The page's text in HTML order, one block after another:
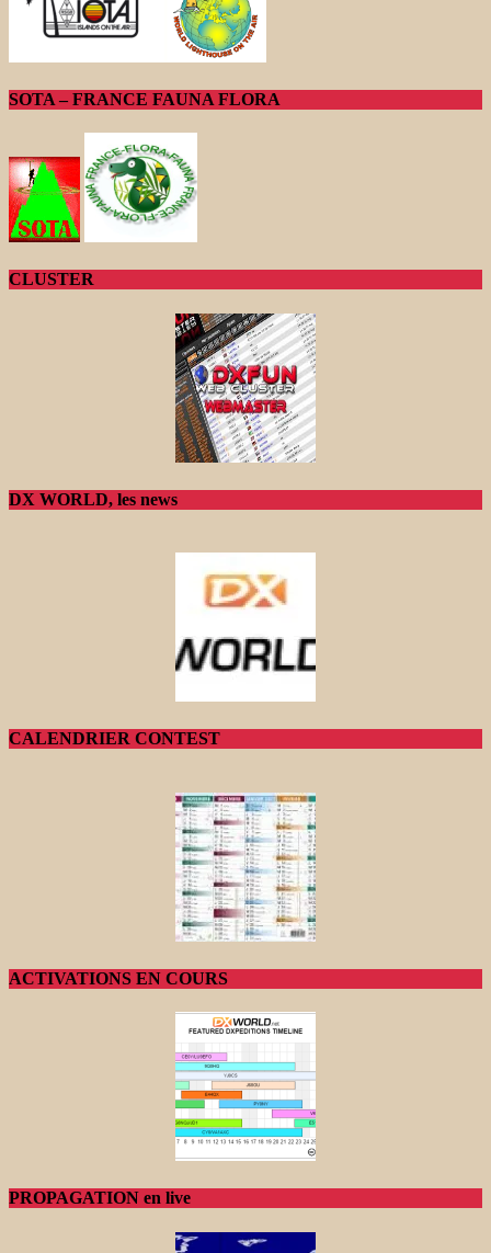
SOTA – FRANCE FAUNA FLORA
CLUSTER
DX WORLD, les news
CALENDRIER CONTEST
ACTIVATIONS EN COURS
PROPAGATION en live